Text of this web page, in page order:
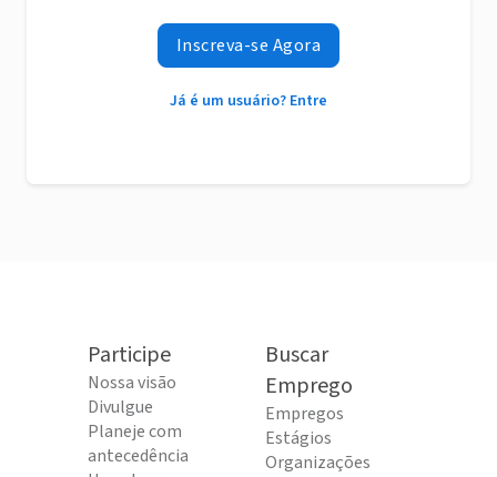
Inscreva-se Agora
Já é um usuário? Entre
Participe
Nossa visão
Divulgue
Planeje com
antecedência
Buscar
Emprego
Empregos
Estágios
Organizações